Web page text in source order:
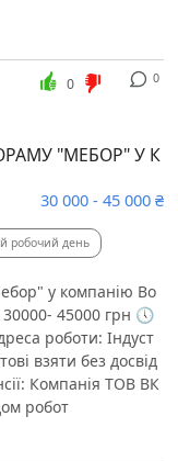
0
0
"МЕБОР" У К
30 000 - 45 000 ₴
робочий день
у компанію Во
45000 грн 🕔
роботи: Індуст
взяти без досвід
Компанія ТОВ ВК
робот